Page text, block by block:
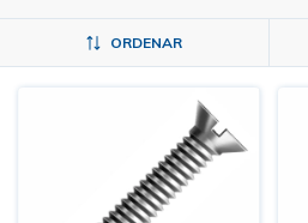
ORDENAR